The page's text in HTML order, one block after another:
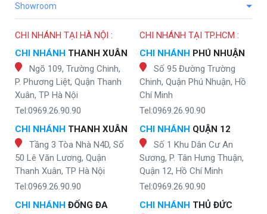
Showroom
CHI NHÁNH TẠI HÀ NỘI :
CHI NHÁNH THANH XUÂN
Ngõ 109, Trường Chinh,
P. Phương Liệt, Quận Thanh
Xuân, TP Hà Nội
Tel:0969.26.90.90
CHI NHÁNH THANH XUÂN
Tầng 3 Tòa Nhà N4D, Số
50 Lê Văn Lương, Quận
Thanh Xuân, TP Hà Nội
Tel:0969.26.90.90
CHI NHÁNH ĐỐNG ĐA
CHI NHÁNH TẠI TP.HCM :
CHI NHÁNH PHÚ NHUẬN
Số 95 Đường Trường
Chinh, Quận Phú Nhuận, Hồ
Chí Minh
Tel:0969.26.90.90
CHI NHÁNH QUẬN 12
Số 1 Khu Dân Cư An
Sương, P. Tân Hưng Thuận,
Quận 12, Hồ Chí Minh
Tel:0969.26.90.90
CHI NHÁNH THỦ ĐỨC